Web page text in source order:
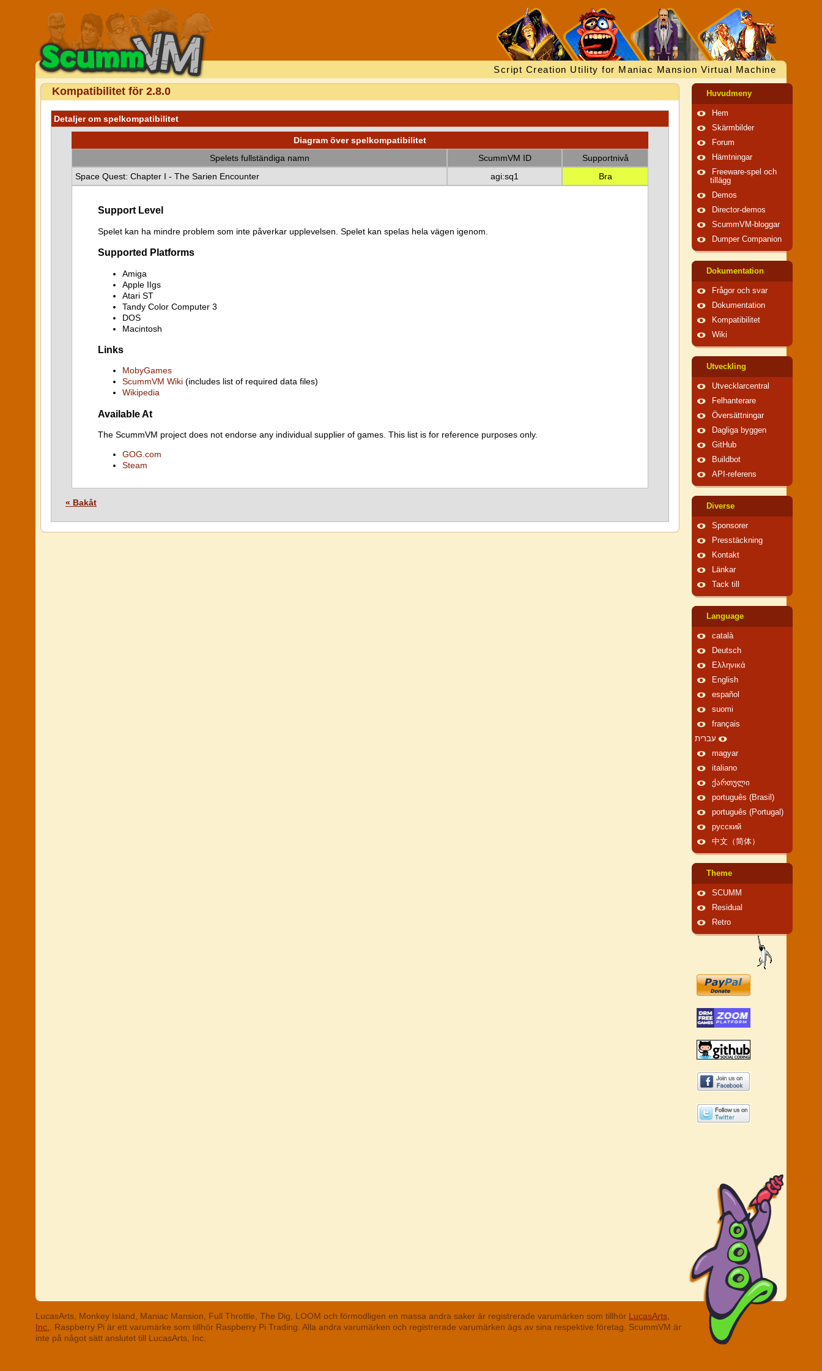
Script Creation Utility for Maniac Mansion Virtual Machine
Kompatibilitet för 2.8.0
Detaljer om spelkompatibilitet
Diagram över spelkompatibilitet
Spelets fullständiga namn
ScummVM ID
Supportnivå
Space Quest: Chapter I - The Sarien Encounter
agi:sq1 Bra
Support Level
Spelet kan ha mindre problem som inte påverkar upplevelsen. Spelet kan spelas hela vägen igenom.
Supported Platforms
Amiga
Apple IIgs
Atari ST
Tandy Color Computer 3
DOS
Macintosh
Links
MobyGames
ScummVM Wiki (includes list of required data files)
Wikipedia
Available At
The ScummVM project does not endorse any individual supplier of games. This list is for reference purposes only.
GOG.com
Steam
« Bakåt
Huvudmeny
Hem
Skärmbilder
Forum
Hämtningar
Freeware-spel och
tillägg
Demos
Director-demos
ScummVM-bloggar
Dumper Companion
Dokumentation
Frågor och svar
Dokumentation
Kompatibilitet
Wiki
Utveckling
Utvecklarcentral
Felhanterare
Översättningar
Dagliga byggen
GitHub
Buildbot
API-referens
Diverse
Sponsorer
Presstäckning
Kontakt
Länkar
Tack till
Language
català
Deutsch
Ελληνικά
English
español
suomi
français
עברית
magyar
italiano
ქართული
português (Brasil)
português (Portugal)
русский
中文（简体）
Theme
SCUMM
Residual
Retro
LucasArts, Monkey Island, Maniac Mansion, Full Throttle, The Dig, LOOM och förmodligen en massa andra saker är registrerade varumärken som tillhör LucasArts,
Inc.
. Raspberry Pi är ett varumärke som tillhör Raspberry Pi Trading. Alla andra varumärken och registrerade varumärken ägs av sina respektive företag. ScummVM är
inte på något sätt anslutet till LucasArts, Inc.